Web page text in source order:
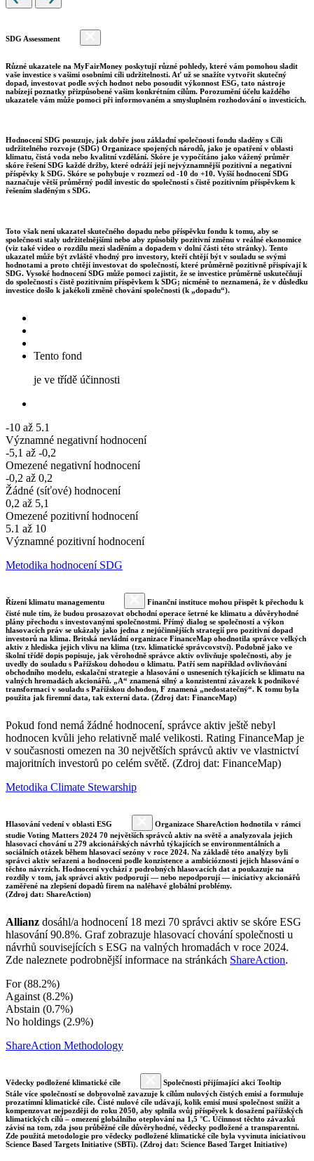
SDG Assessment
Různé ukazatele na MyFairMoney poskytují různé pohledy, které vám pomohou sladit
vaše investice s vašimi osobními cíli udržitelnosti. Ať už se snažíte vytvořit skutečný
dopad, investovat podle svých hodnot nebo posoudit výkonnost ESG, tato nástroje
nabízejí poznatky přizpůsobené vašim konkrétním cílům. Porozumění účelu každého
ukazatele vám může pomoci při informovaném a smysluplném rozhodování o investicích.
Hodnocení SDG posuzuje, jak dobře jsou základní společnosti fondu sladěny s Cíli
udržitelného rozvoje (SDG) Organizace spojených národů, jako je opatření v oblasti
klimatu, čistá voda nebo kvalitní vzdělání. Skóre je vypočítáno jako vážený průměr
skóre řešení SDG každé držby, které odráží její nejvýznamnější pozitivní a negativní
příspěvky k SDG. Skóre se pohybuje v rozmezí od -10 do +10. Vyšší hodnocení SDG
naznačuje větší průměrný podíl investic do společností s čistě pozitivním příspěvkem k
řešením sladěným s SDG.
Toto však není ukazatel skutečného dopadu nebo příspěvku fondu k tomu, aby se
společnosti staly udržitelnějšími nebo aby způsobily pozitivní změnu v reálné ekonomice
(viz také video o rozdílu mezi sladěním a dopadem v dolní části této stránky). Tento
ukazatel může být zvláště vhodný pro investory, kteří chtějí být v souladu se svými
hodnotami a proto chtějí investovat do společností, které průměrně pozitivně přispívají k
SDG. Vysoké hodnocení SDG může pomoci zajistit, že se investice průměrně uskutečňují
do společností s čistě pozitivním příspěvkem k SDG; nicméně to neznamená, že v důsledku
investice došlo k jakékoli změně chování společnosti (k „dopadu“).
Tento fond
je ve třídě účinnosti
-10 až 5.1
Významné negativní hodnocení
-5,1 až -0,2
Omezené negativní hodnocení
-0,2 až 0,2
Žádné (síťové) hodnocení
0,2 až 5,1
Omezené pozitivní hodnocení
5.1 až 10
Významné pozitivní hodnocení
Metodika hodnocení SDG
Řízení klimatu managementu
Finanční instituce mohou přispět k přechodu k
čisté nule tím, že budou prosazovat obchodní operace šetrné ke klimatu a důvěryhodné
plány přechodu s investovanými společnostmi. Přímý dialog se společností a výkon
hlasovacích práv se ukázaly jako jedna z nejúčinnějších strategií pro pozitivní dopad
investorů na klima. Britská nevládní organizace FinanceMap ohodnotila správce velkých
aktiv z hlediska jejich vlivu na klima (tzv. klimatické správcovství). Podobně jako ve
školní třídě dopis popisuje, jak věrohodně správce aktiv ovlivňuje společnosti, aby je
uvedly do souladu s Pařížskou dohodou o klimatu. Patří sem například ovlivňování
obchodního modelu, eskalační strategie a hlasování o usneseních týkajících se klimatu na
valných hromadách akcionářů. „A“ znamená silný a konzistentní závazek k podnikové
transformaci v souladu s Pařížskou dohodou, F znamená „nedostatečný“. K tomu byla
použita jak firemní data, tak externí data. (Zdroj dat: FinanceMap)
Pokud fond nemá žádné hodnocení, správce aktiv ještě nebyl
hodnocen kvůli jeho relativně malé velikosti. Rating FinanceMap je
v současnosti omezen na 30 největších správců aktiv ve vlastnictví
majoritních investorů po celém světě. (Zdroj dat: FinanceMap)
Metodika Climate Stewarship
Hlasování vedení v oblasti ESG
Organizace ShareAction hodnotila v rámci
studie Voting Matters 2024 70 největších správců aktiv na světě a analyzovala jejich
hlasovací chování u 279 akcionářských návrhů týkajících se environmentálních a
sociálních otázek během hlasovací sezóny v roce 2024. Na základě této analýzy byli
správci aktiv seřazeni a hodnoceni podle konzistence a ambicióznosti jejich hlasování o
těchto návrzích. Hodnocení vychází z podrobných hlasovacích dat a poukazuje na
rozdíly v tom, jak správci aktiv podporují — nebo nepodporují — iniciativy akcionářů
zaměřené na zlepšení dopadů firem na naléhavé globální problémy.
(Zdroj dat: ShareAction)
Allianz dosáhl/a hodnocení 18 mezi 70 správci aktiv se skóre ESG
hlasování 90.8%. Graf zobrazuje hlasovací chování společnosti u
návrhů souvisejících s ESG na valných hromadách v roce 2024.
Zde naleznete podrobnější informace na stránkách ShareAction.
For (88.2%)
Against (8.2%)
Abstain (0.7%)
No holdings (2.9%)
ShareAction Methodology
Vědecky podložené klimatické cíle
Společnosti přijímající akci Tooltip
Stále více společností se dobrovolně zavazuje k cílům nulových čistých emisí a formuluje
prozatímní klimatické cíle. Čisté nulové cíle udávají, kolik emisí musí společnost snížit a
kompenzovat nejpozději do roku 2050, aby splnila svůj příspěvek k dosažení pařížských
klimatických cílů – omezení globálního oteplování na 1,5 °C. Účinnost těchto závazků
závisí na tom, zda jsou průběžné cíle důvěryhodné, vědecky podložené a transparentní.
Zde použitá metodologie pro vědecky podložené klimatické cíle byla vyvinuta iniciativou
Science Based Targets Initiative (SBTi). (Zdroj dat: Science Based Target Initiative)